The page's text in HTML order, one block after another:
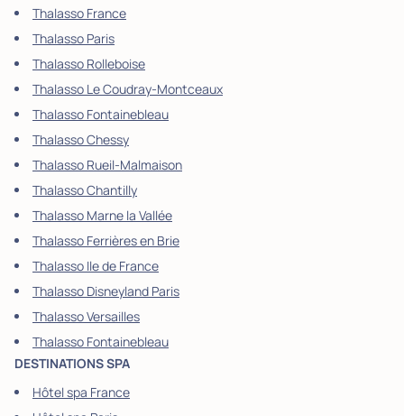
Thalasso France
Thalasso Paris
Thalasso Rolleboise
Thalasso Le Coudray-Montceaux
Thalasso Fontainebleau
Thalasso Chessy
Thalasso Rueil-Malmaison
Thalasso Chantilly
Thalasso Marne la Vallée
Thalasso Ferrières en Brie
Thalasso Ile de France
Thalasso Disneyland Paris
Thalasso Versailles
Thalasso Fontainebleau
DESTINATIONS SPA
Hôtel spa France